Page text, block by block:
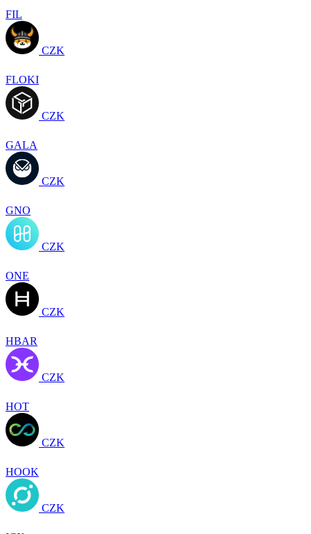
FIL
CZK
FLOKI
CZK
GALA
CZK
GNO
CZK
ONE
CZK
HBAR
CZK
HOT
CZK
HOOK
CZK